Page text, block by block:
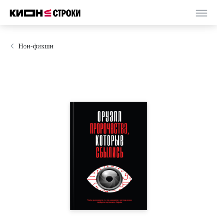
Нон-фикшн